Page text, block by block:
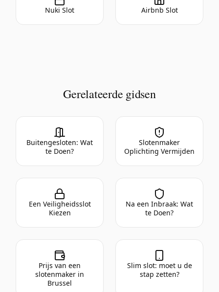
Nuki Slot Airbnb Slot
Gerelateerde gidsen
Buitengesloten: Wat
te Doen?
Slotenmaker
Oplichting Vermijden
Een Veiligheidsslot
Kiezen
Na een Inbraak: Wat
te Doen?
Prijs van een
slotenmaker in
Brussel
Slim slot: moet u de
stap zetten?